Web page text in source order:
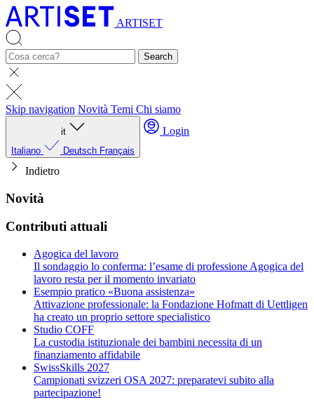
ARTISET
Search
Skip navigation Novità Temi Chi siamo
it
Italiano
Deutsch Français
Login
Indietro
Novità
Contributi attuali
Agogica del lavoro
Il sondaggio lo conferma: l’esame di professione Agogica del
lavoro resta per il momento invariato
Esempio pratico «Buona assistenza»
Attivazione professionale: la Fondazione Hofmatt di Uettligen
ha creato un proprio settore specialistico
Studio COFF
La custodia istituzionale dei bambini necessita di un
finanziamento affidabile
SwissSkills 2027
Campionati svizzeri OSA 2027: preparatevi subito alla
partecipazione!